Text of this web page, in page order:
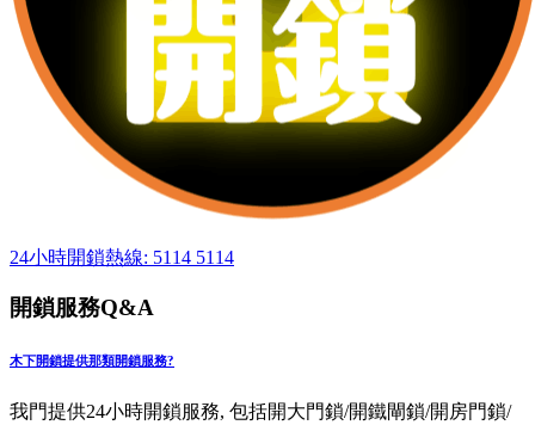
24小時開鎖熱線: 5114 5114
開鎖服務Q&A
木下開鎖提供那類開鎖服務?
我門提供24小時開鎖服務, 包括開大門鎖/開鐵閘鎖/開房門鎖/